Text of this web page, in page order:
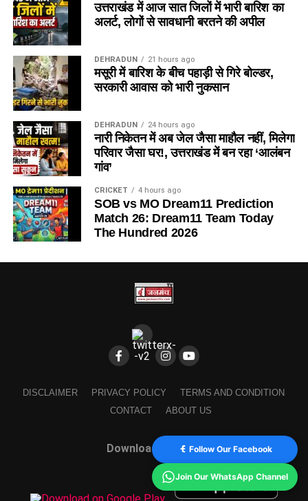
उत्तराखंड में आज सात जिलों में भारी बारिश का
अलर्ट, लोगों से सावधानी बरतने की अपील
DEHRADUN 21 hours ago
मसूरी में बारिश के बीच पहाड़ी से गिरे बोल्डर,
सरकारी आवास को भारी नुकसान
DEHRADUN 24 hours ago
नारी निकेतन में अब जेल जैसा माहौल नहीं, मिलेगा
परिवार जैसा घर!, उत्तराखंड में बन रहा ‘आलंबन
गांव’
CRICKET 4 hours ago
SOB vs MO Dream11 Prediction
Match 26: Dream11 Team Today
The Hundred 2026
DISCLAIMER PRIVACY POLICY
TERMS AND CONDITION
CONTACT
ABOUT US
Download Our AppFollow Our Facebook
Join Our WhatsApp Channel